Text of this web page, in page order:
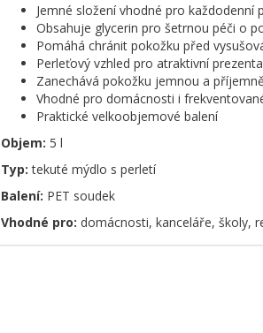
Jemné složení vhodné pro každodenní
Obsahuje glycerin pro šetrnou péči o
Pomáhá chránit pokožku před
Perleťový vzhled pro atraktivní
Zanechává pokožku jemnou a
Vhodné pro domácnosti i
Praktické velkoobjemové balení
Objem: 5 l
Typ: tekuté mýdlo s perletí
Balení: PET soudek
Vhodné pro: domácnosti, kanceláře, školy,